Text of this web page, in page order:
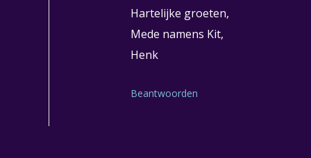
Hartelijke groeten,
Mede namens Kit,
Henk
Beantwoorden